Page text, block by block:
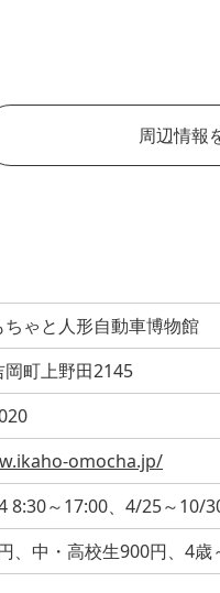
周辺情報
ゃと人形自動車博物館
町上野田2145
omocha.jp/
8:30～17:00、4/25～10/
、中・高校生900円、4歳